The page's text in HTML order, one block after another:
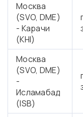
Москва
(SVO, DME)
- Карачи
(KHI)
Москва
(SVO, DME)
-
Исламабад
(ISB)